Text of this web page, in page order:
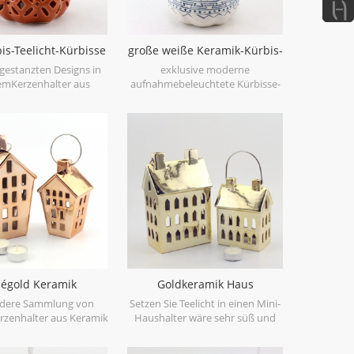
Teelicht-Kürbisse
KeramikDesigns in
aus
große weiße Keramik-Kürbis-
Teelichthalter
exklusive moderne
aufnahmebeleuchtete Kürbisse-
glänzend blau lackiert mit Biskuit-
Keramik
Haus
Sammlung von
aus Keramik
Weiß.
Goldkeramik Haus
Teelichthalter Laterne
Setzen Sie Teelicht in einen Mini-
Haushalter wäre sehr süß und
Teelichthalter aus Keramik mit